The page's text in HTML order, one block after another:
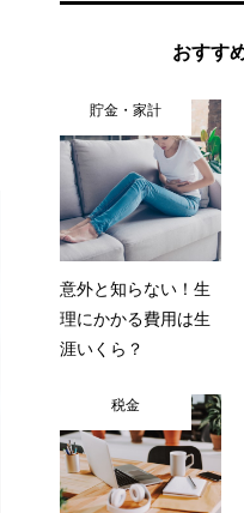
おすす
貯金・家計
意外と知らない！生
理にかかる費用は生
涯いくら？
税金